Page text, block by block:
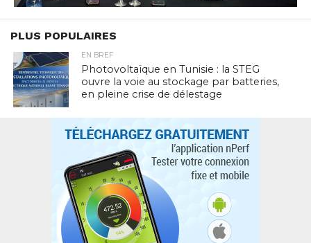
PLUS POPULAIRES
EN BREF
Photovoltaïque en Tunisie : la STEG
ouvre la voie au stockage par batteries,
en pleine crise de délestage